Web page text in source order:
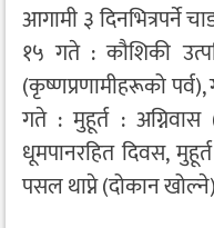
आगामी ३ दिनभित्रपर्ने
१५ गते : कौशिकी
(कृष्णप्रणामीहरूको
गते : मुहूर्त :
धूमपानरहित दिवस,
पसल थाप्ने (दोकान खोल्ने)